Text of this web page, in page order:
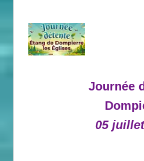
Journée
05